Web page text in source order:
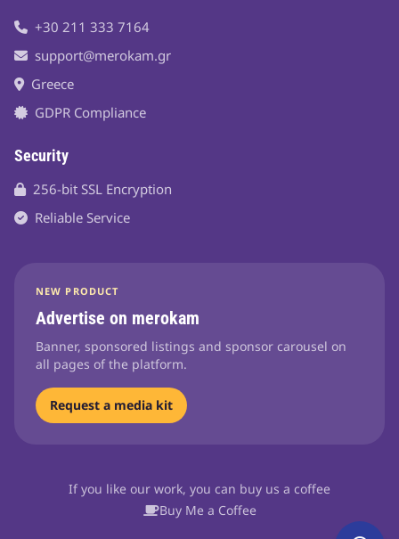
+30 211 333 7164
support@merokam.gr
Greece
GDPR Compliance
Security
256-bit SSL Encryption
Reliable Service
NEW PRODUCT
Advertise on merokam
Banner, sponsored listings and sponsor carousel on
all pages of the platform.
Request a media kit
If you like our work, you can buy us a coffee
Buy Me a Coffee